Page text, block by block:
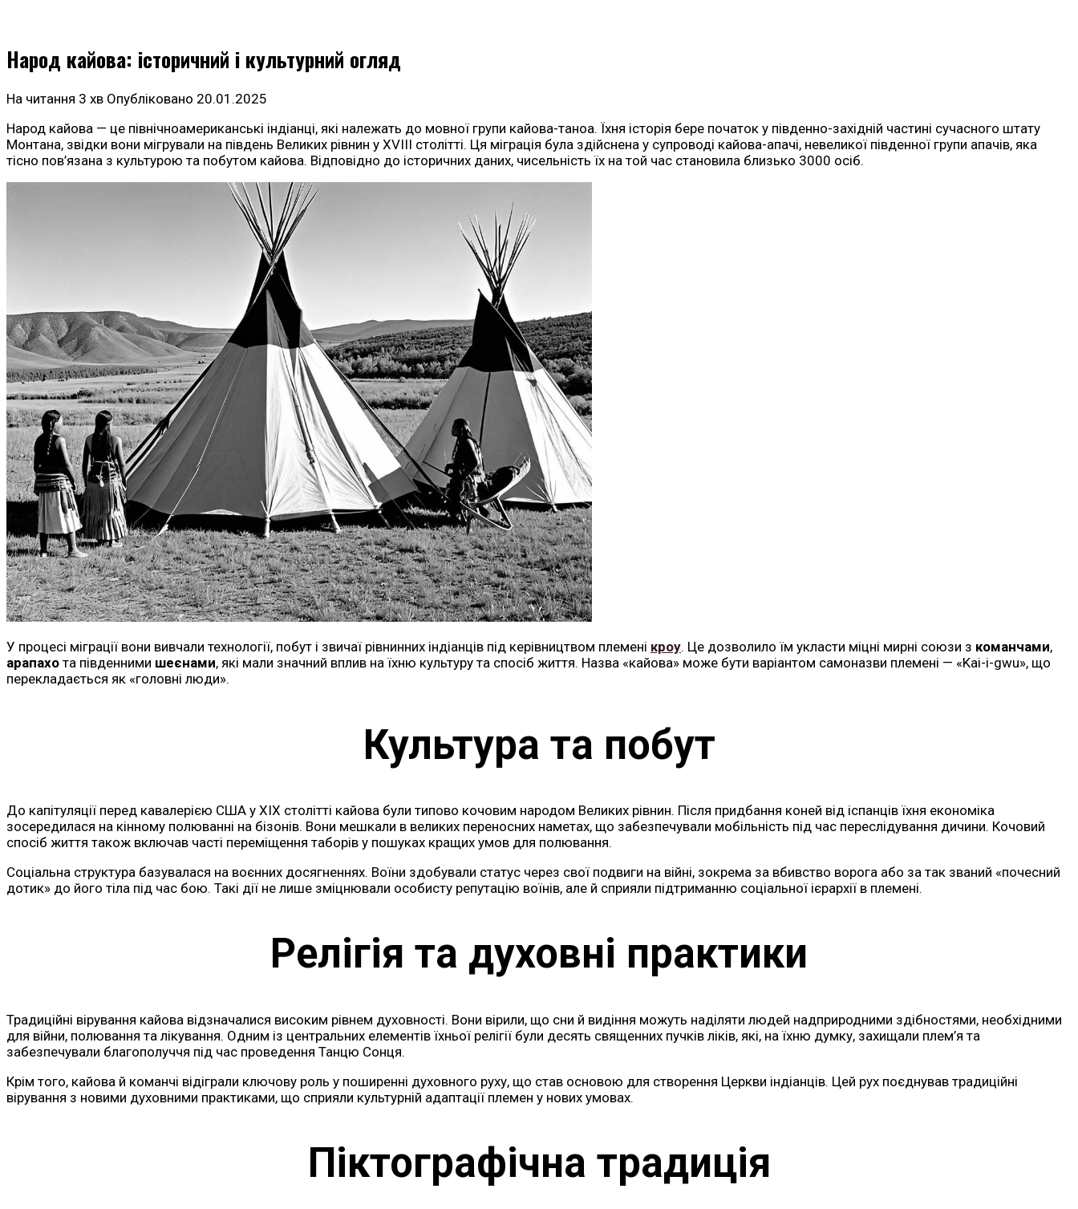
Народ кайова: історичний і культурний огляд
На читання 3 хв Опубліковано 20.01.2025
Народ кайова — це північноамериканські індіанці, які належать до мовної групи кайова-таноа. Їхня історія бере початок у південно-західній частині сучасного штату
Монтана, звідки вони мігрували на південь Великих рівнин у XVIII столітті. Ця міграція була здійснена у супроводі кайова-апачі, невеликої південної групи апачів, яка
тісно пов’язана з культурою та побутом кайова. Відповідно до історичних даних, чисельність їх на той час становила близько 3000 осіб.
У процесі міграції вони вивчали технології, побут і звичаї рівнинних індіанців під керівництвом племені кроу. Це дозволило їм укласти міцні мирні союзи з команчами,
арапахо та південними шеєнами, які мали значний вплив на їхню культуру та спосіб життя. Назва «кайова» може бути варіантом самоназви племені — «Kai-i-gwu», що
перекладається як «головні люди».
Культура та побут
До капітуляції перед кавалерією США у XIX столітті кайова були типово кочовим народом Великих рівнин. Після придбання коней від іспанців їхня економіка
зосередилася на кінному полюванні на бізонів. Вони мешкали в великих переносних наметах, що забезпечували мобільність під час переслідування дичини. Кочовий
спосіб життя також включав часті переміщення таборів у пошуках кращих умов для полювання.
Соціальна структура базувалася на воєнних досягненнях. Воїни здобували статус через свої подвиги на війні, зокрема за вбивство ворога або за так званий «почесний
дотик» до його тіла під час бою. Такі дії не лише зміцнювали особисту репутацію воїнів, але й сприяли підтриманню соціальної ієрархії в племені.
Релігія та духовні практики
Традиційні вірування кайова відзначалися високим рівнем духовності. Вони вірили, що сни й видіння можуть наділяти людей надприродними здібностями, необхідними
для війни, полювання та лікування. Одним із центральних елементів їхньої релігії були десять священних пучків ліків, які, на їхню думку, захищали плем’я та
забезпечували благополуччя під час проведення Танцю Сонця.
Крім того, кайова й команчі відіграли ключову роль у поширенні духовного руху, що став основою для створення Церкви індіанців. Цей рух поєднував традиційні
вірування з новими духовними практиками, що сприяли культурній адаптації племен у нових умовах.
Піктографічна традиція